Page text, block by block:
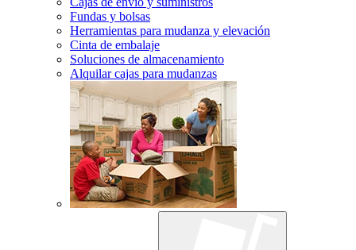
Fundas y bolsas
Herramientas para mudanza y elevación
Cinta de embalaje
Soluciones de almacenamiento
Alquilar cajas para mudanzas